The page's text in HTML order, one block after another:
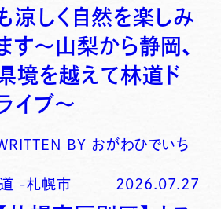
涼しく自然を楽しみ
す〜山梨から静岡、
境を越えて林道ド
イブ〜
BY おがわひでいち
-札幌市 2026.07.27